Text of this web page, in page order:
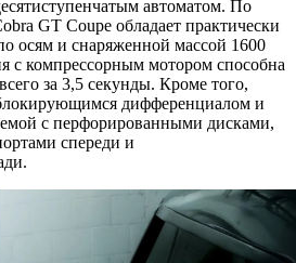
автоматом. По
GT Coupe обладает практически
осям и снаряженной массой 1600
с компрессорным мотором способна
за 3,5 секунды. Кроме того,
дифференциалом и
с перфорированными дисками,
спереди и